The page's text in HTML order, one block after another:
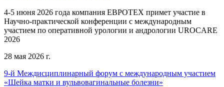
4-5 июня 2026 года компания ЕВРОТЕХ примет участие в
Научно-практической конференции с международным
участием по оперативной урологии и андрологии UROCARE
2026
28 мая 2026 г.
9-й Междисциплинарный форум с международным участием
«Шейка матки и вульвовагинальные болезни»